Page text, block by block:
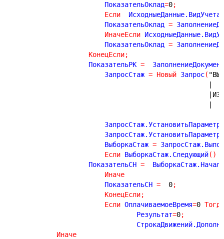
			ПоказательОклад
=0;
Если
			ПоказательОклад
=
ИначеЕсли
			ПоказательОклад
=
КонецЕсли;
		    ПоказательРК
=
			ЗапросСтаж
= Новый Запрос(
|ИЗ
			ЗапросСтаж.УстановитьПараметр
			ЗапросСтаж.УстановитьПараметр
			ВыборкаСтаж
=
Если ВыборкаСтаж.Следующий( )
		    ПоказательСН
=
Иначе
			ПоказательСН
= 0;
КонецЕсли;
Если ОплачиваемоеВремя=0
				Результат
=0;
Иначе